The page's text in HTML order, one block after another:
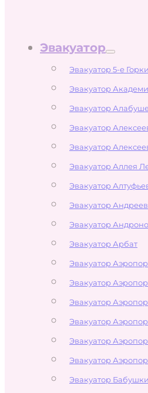
Эвакуатор
Эвакуатор 5-е Горки
Эвакуатор
Эвакуатор
Эвакуатор
Эвакуатор
Эвакуатор Аллея
Эвакуатор
Эвакуатор
Эвакуатор
Эвакуатор Арбат
Эвакуатор
Эвакуатор
Эвакуатор
Эвакуатор
Эвакуатор
Эвакуатор
Эвакуатор